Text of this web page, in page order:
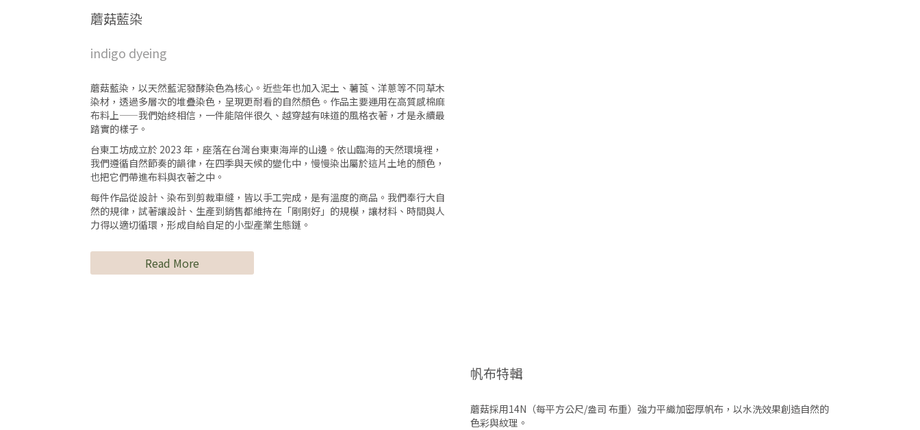
蘑菇藍染
indigo dyeing
蘑菇藍染，以天然藍泥發酵染色為核心。近些年也加入泥土、薯莨、洋蔥等不同草木
染材，透過多層次的堆疊染色，呈現更耐看的自然顏色。作品主要運用在高質感棉麻
布料上——我們始終相信，一件能陪伴很久、越穿越有味道的風格衣著，才是永續最
踏實的樣子。
台東工坊成立於 2023 年，座落在台灣台東東海岸的山邊。依山臨海的天然環境裡，
我們遵循自然節奏的韻律，在四季與天候的變化中，慢慢染出屬於這片土地的顏色，
也把它們帶進布料與衣著之中。
每件作品從設計、染布到剪裁車縫，皆以手工完成，是有溫度的商品。我們奉行大自
然的規律，試著讓設計、生產到銷售都維持在「剛剛好」的規模，讓材料、時間與人
力得以適切循環，形成自給自足的小型產業生態鏈。
Read More
帆布特輯
蘑菇採用14N（每平方公尺/盎司 布重）強力平織加密厚帆布，以水洗效果創造自然的
色彩與紋理。